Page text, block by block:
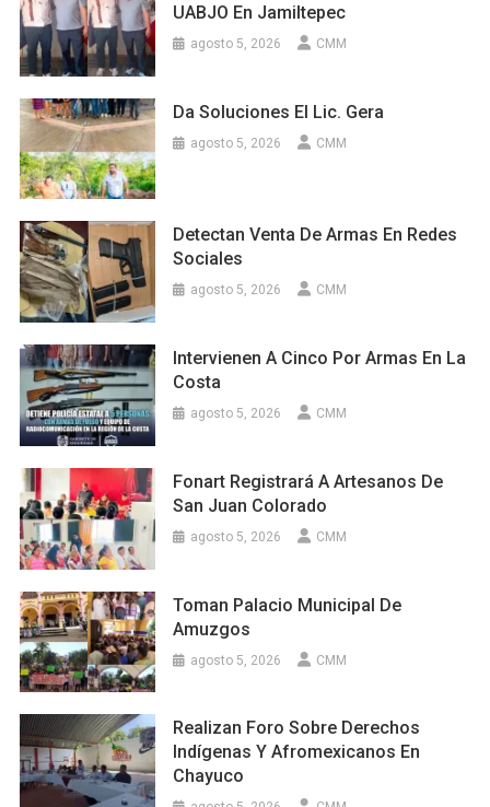
UABJO En Jamiltepec
agosto 5, 2026 CMM
Da Soluciones El Lic. Gera
agosto 5, 2026 CMM
Detectan Venta De Armas En Redes
Sociales
agosto 5, 2026 CMM
Intervienen A Cinco Por Armas En La
Costa
agosto 5, 2026 CMM
Fonart Registrará A Artesanos De
San Juan Colorado
agosto 5, 2026 CMM
Toman Palacio Municipal De
Amuzgos
agosto 5, 2026 CMM
Realizan Foro Sobre Derechos
Indígenas Y Afromexicanos En
Chayuco